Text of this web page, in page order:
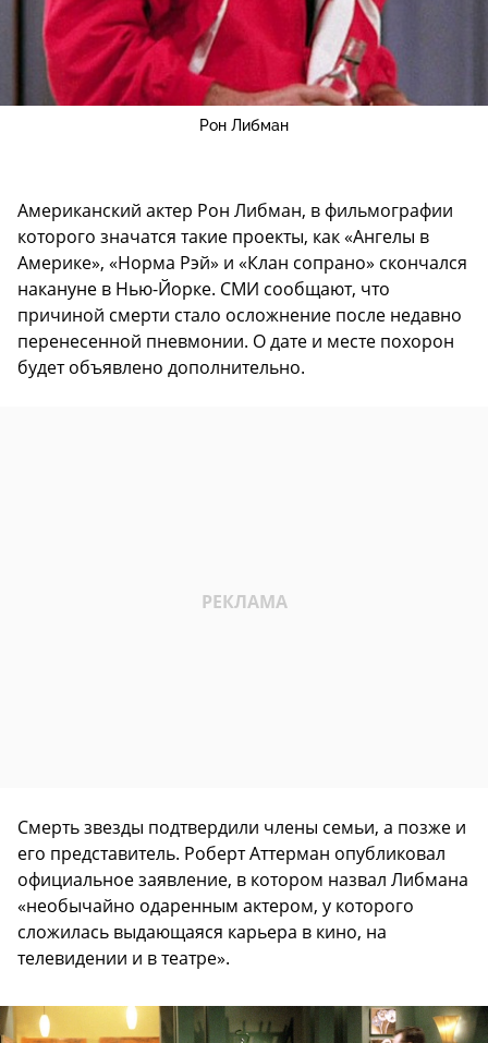
Рон Либман
Американский актер Рон Либман, в фильмографии
которого значатся такие проекты, как «Ангелы в
Америке», «Норма Рэй» и «Клан сопрано» скончался
накануне в Нью-Йорке. СМИ сообщают, что
причиной смерти стало осложнение после недавно
перенесенной пневмонии. О дате и месте похорон
будет объявлено дополнительно.
Смерть звезды подтвердили члены семьи, а позже и
его представитель. Роберт Аттерман опубликовал
официальное заявление, в котором назвал Либмана
«необычайно одаренным актером, у которого
сложилась выдающаяся карьера в кино, на
телевидении и в театре».